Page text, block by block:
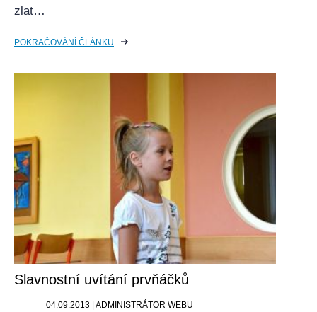
zlat…
POKRAČOVÁNÍ ČLÁNKU
Slavnostní uvítání prvňáčků
04.09.2013 | ADMINISTRÁTOR WEBU